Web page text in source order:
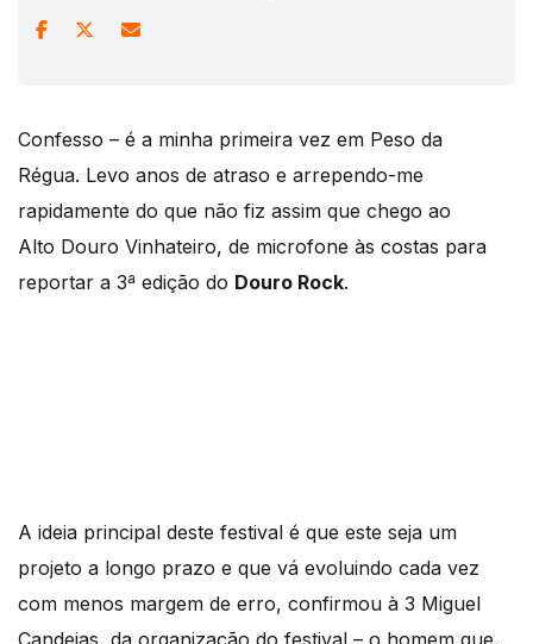
Confesso – é a minha primeira vez em Peso da
Régua. Levo anos de atraso e arrependo-me
rapidamente do que não fiz assim que chego ao
Alto Douro Vinhateiro, de microfone às costas para
reportar a 3ª edição do Douro Rock.
A ideia principal deste festival é que este seja um
projeto a longo prazo e que vá evoluindo cada vez
com menos margem de erro, confirmou à 3 Miguel
Candeias, da organização do festival – o homem que,